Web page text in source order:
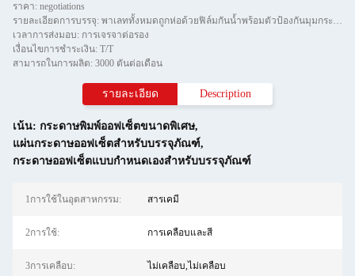
ราคา: negotiations
รายละเอียดการบรรจุ: พาเลททั้งหมดถูกห่อด้วยฟิล์มกันน้ำพร้อมตัวป้องกันมุมกระดาษและยึดด้วยแถบทีสองชิ้น
เวลาการส่งมอบ: การเจรจาต่อรอง
เงื่อนไขการชำระเงิน: T/T
สามารถในการผลิต: 3000 ตันต่อเดือน
รายละเอียด Description
เน้น: กระดาษพิมพ์ออฟเซ็ตขนาดพิเศษ,
แผ่นกระดาษออฟเซ็ตสำหรับบรรจุภัณฑ์,
กระดาษออฟเซ็ตแบบกำหนดเองสำหรับบรรจุภัณฑ์
1การใช้ในอุตสาหกรรม: สารเคมี
2การใช้: การเคลือบและสี
3การเคลือบ: ไม่เคลือบ,ไม่เคลือบ